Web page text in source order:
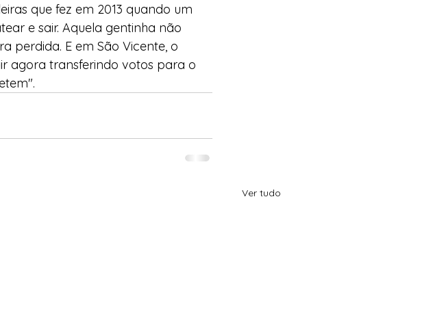
que fez em 2013 quando um
e sair. Aquela gentinha não
perdida. E em São Vicente, o
agora transferindo votos para o
Ver tudo